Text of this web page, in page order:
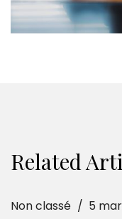
Related
Non classé 5